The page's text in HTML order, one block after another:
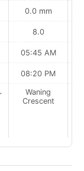
0.0 mm
8.0
05:45 AM
08:20 PM
Waning
Crescent